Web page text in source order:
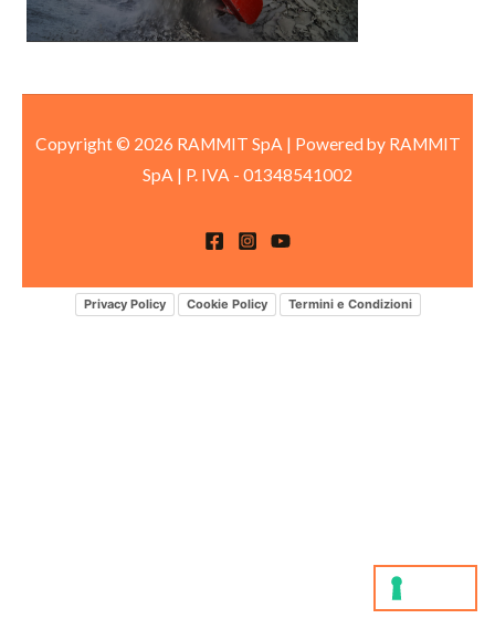
Copyright © 2026 RAMMIT SpA | Powered by RAMMIT
SpA | P. IVA - 01348541002
Privacy Policy Cookie Policy Termini e Condizioni